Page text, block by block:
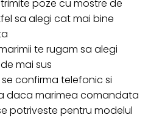
poze cu mostre de
sa alegi cat mai bine
te rugam sa alegi
mai sus
confirma telefonic si
daca marimea comandata
potriveste pentru modelul